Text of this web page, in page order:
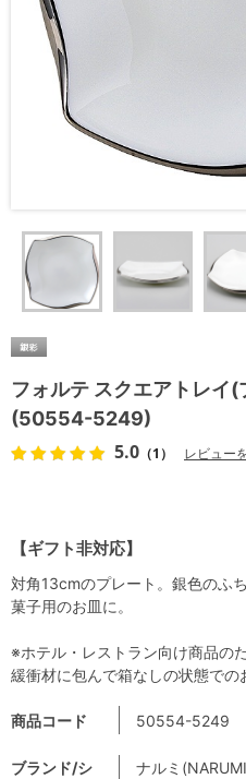
フォルテ スクエアトレイ
(50554-5249)
5.0 （1） レビュー
【ギフト非対応】
商品コード 50554-5249
ブランド/シ
ナルミ
対角13cmのプレート。銀色のふ
菓子用のお皿に。
※ホテル・レストラン向け商品の
緩衝材に包んで箱なしの状態での